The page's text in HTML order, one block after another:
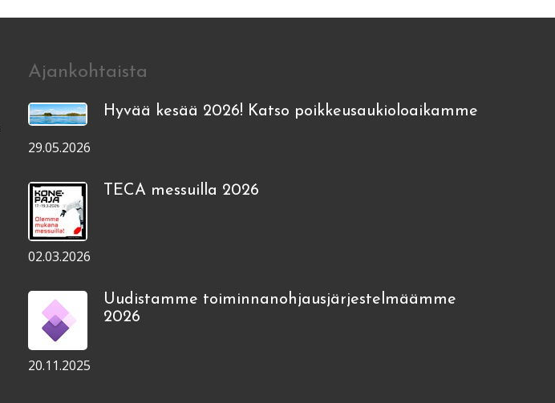
Ajankohtaista
Hyvää kesää 2026! Katso poikkeusaukioloaikamme
29.05.2026
TECA messuilla 2026
02.03.2026
Uudistamme toiminnanohjausjärjestelmäämme
2026
20.11.2025